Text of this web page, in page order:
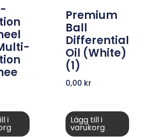
i
Premium
Ball
Differential
Oil (White)
(1)
0,00 kr
Lägg till i
varukorg